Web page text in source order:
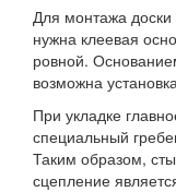
Для монтажа
нужна клеевая
ровной.
возможна
При укладке
специальный
Таким образом,
сцепление